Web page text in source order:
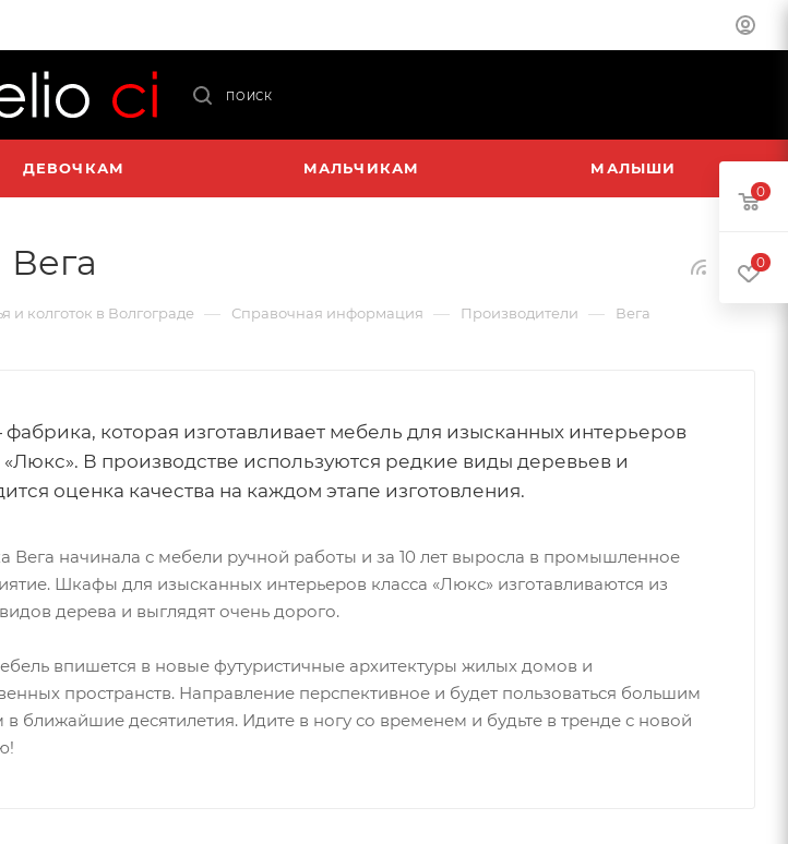
ПОИСК
ДЕВОЧКАМ МАЛЬЧИКАМ МАЛЫШИ
Вега
и колготок в Волгограде — Справочная информация — Производители — Вега
которая изготавливает мебель для изысканных интерьеров
«Люкс». В производстве используются редкие виды деревьев и
оценка качества на каждом этапе изготовления.
Вега начинала с мебели ручной работы и за 10 лет выросла в промышленное
Шкафы для изысканных интерьеров класса «Люкс» изготавливаются из
дерева и выглядят очень дорого.
впишется в новые футуристичные архитектуры жилых домов и
пространств. Направление перспективное и будет пользоваться большим
в ближайшие десятилетия. Идите в ногу со временем и будьте в тренде с новой
0
0